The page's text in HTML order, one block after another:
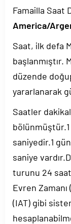
Famailla Saat
America/
Saat, ilk defa
başlanmıştır.
düzende
yararlanarak
Saatler
bölünmüştür.1
saniyedir.1
saniye
turunu 24
Evren
(IAT) gibi